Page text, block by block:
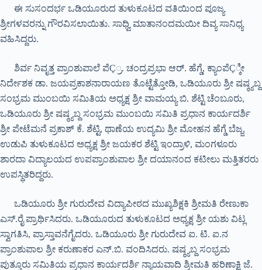
ಈ ಸುಸಂದರ್ಭ ಒಡಿಯೂರುದ ತುಳುಕೂಟದ ವತಿಯಿಂದ ಪೂಜ್ಯ
ಶ್ರೀಗಳವರನ್ನು ಗೌರವಿಸಲಾಯಿತು. ಸಾಧ್ವಿ ಮಾತಾನಂದಮಯೀ ದಿವ್ಯ ಸಾನಿಧ್ಯ
ವಹಿಸಿದ್ದರು.
ಶಿರ್ವ ನಿವೃತ್ತ ಪ್ರಾಂಶುಪಾಲೆ ಪೆÇ್ರ. ಚಂದ್ರಪ್ರಭಾ ಆರ್. ಹೆಗ್ಡೆ, ಕ್ಯಾಂಪೆÇ್ಕೀ
ನಿರ್ದೇಶಕ ಡಾ. ಜಯಪ್ರಕಾಶನಾರಾಯಣ ತೊಟ್ಟೆತ್ತೋಡಿ, ಒಡಿಯೂರು ಶ್ರೀ ಷಷ್ಠ್ಯಬ್ದ
ಸಂಭ್ರಮ ಮುಂಬಯಿ ಸಮಿತಿಯ ಅಧ್ಯಕ್ಷ ಶ್ರೀ ವಾಮಯ್ಯ ಬಿ. ಶೆಟ್ಟಿ ಚೆಂಬೂರು,
ಒಡಿಯೂರು ಶ್ರೀ ಷಷ್ಠ್ಯಬ್ದ ಸಂಭ್ರಮ ಮುಂಬಯಿ ಸಮಿತಿ ಪ್ರಧಾನ ಕಾರ್ಯದರ್ಶಿ
ಶ್ರೀ ಪೇಟೆಮನೆ ಪ್ರಕಾಶ್ ಕೆ. ಶೆಟ್ಟಿ, ಥಾಣೆಯ ಉದ್ಯಮಿ ಶ್ರೀ ಮೋಹನ ಹೆಗ್ಡೆ ಬೆಜ್ಜ,
ಉಡುಪಿ ತುಳುಕೂಟದ ಅಧ್ಯಕ್ಷ ಶ್ರೀ ಜಯಕರ ಶೆಟ್ಟಿ ಇಂದ್ರಾಳಿ, ಮಂಗಳೂರು
ಶಾರದಾ ವಿದ್ಯಾಲಯದ ಉಪಪ್ರಾಂಶುಪಾಲ ಶ್ರೀ ದಯಾನಂದ ಕಟೀಲು ಮತ್ತಿತರರು
ಉಪಸ್ಥಿತರಿದ್ದರು.
ಒಡಿಯೂರು ಶ್ರೀ ಗುರುದೇವ ವಿದ್ಯಾಪೀಠದ ಮುಖ್ಯಶಿಕ್ಷಕಿ ಶ್ರೀಮತಿ ರೇಣುಕಾ
ಎಸ್.ರೈ ಪ್ರಾರ್ಥಿಸಿದರು. ಒಡಿಯೂರುದ ತುಳುಕೂಟದ ಅಧ್ಯಕ್ಷ ಶ್ರೀ ಯಶು ವಿಟ್ಲ
ಸ್ವಾಗತಿಸಿ, ಪ್ರಾಸ್ತಾವನೆಗೈದರು. ಒಡಿಯೂರು ಶ್ರೀ ಗುರುದೇವ ಐ. ಟಿ. ಐ.ನ
ಪ್ರಾಂಶುಪಾಲ ಶ್ರೀ ಕರುಣಾಕರ ಎನ್.ಬಿ. ವಂದಿಸಿದರು. ಷಷ್ಠ್ಯಬ್ದ ಸಂಭ್ರಮ
ಪುತ್ತೂರು ಸಮಿತಿಯ ಪ್ರಧಾನ ಕಾರ್ಯದರ್ಶಿ ನ್ಯಾಯವಾದಿ ಶ್ರೀಮತಿ ಹರಿಣಾಕ್ಷಿ ಜೆ.